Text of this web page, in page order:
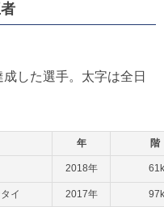
した選手。太字は全日
年
2018年
イ 2017年